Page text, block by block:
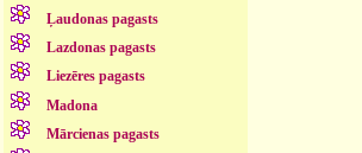
Ļaudonas pagasts
Lazdonas pagasts
Liezēres pagasts
Madona
Mārcienas pagasts